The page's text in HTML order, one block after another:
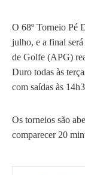
O 68º Torneio Pé
julho, e a final
de Golfe (APG)
Duro todas às
com saídas às
Os torneios são
comparecer 20